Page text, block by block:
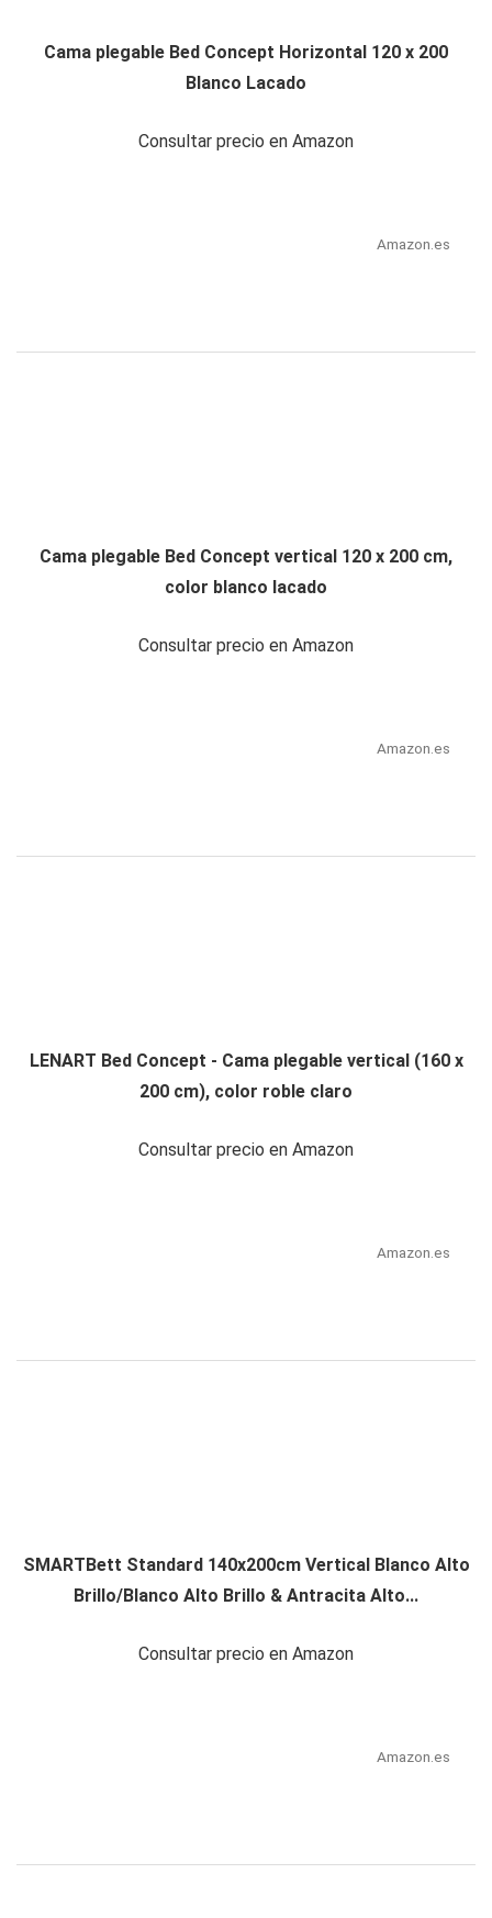
Cama plegable Bed Concept Horizontal 120 x 200
Blanco Lacado
Consultar precio en Amazon
Amazon.es
Cama plegable Bed Concept vertical 120 x 200 cm,
color blanco lacado
Consultar precio en Amazon
Amazon.es
LENART Bed Concept - Cama plegable vertical (160 x
200 cm), color roble claro
Consultar precio en Amazon
Amazon.es
SMARTBett Standard 140x200cm Vertical Blanco Alto
Brillo/Blanco Alto Brillo & Antracita Alto...
Consultar precio en Amazon
Amazon.es